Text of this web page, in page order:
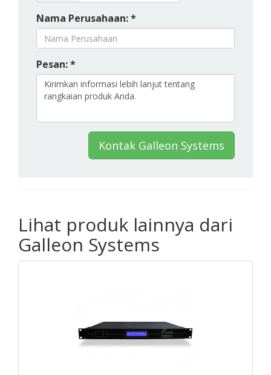
Nama Perusahaan: *
Pesan: *
Kontak Galleon Systems
Lihat produk lainnya dari
Galleon Systems